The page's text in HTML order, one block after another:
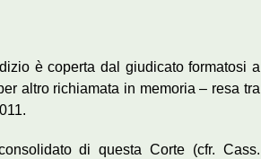
è coperta dal giudicato formatosi a
altro richiamata in memoria – resa tra
di questa Corte (cfr. Cass.